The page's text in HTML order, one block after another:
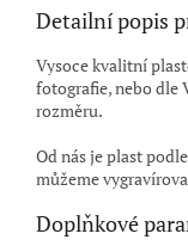
Detailní popis
Vysoce kvalitní
fotografie, nebo dle
rozměru.
Od nás je plast
můžeme
Doplňkové